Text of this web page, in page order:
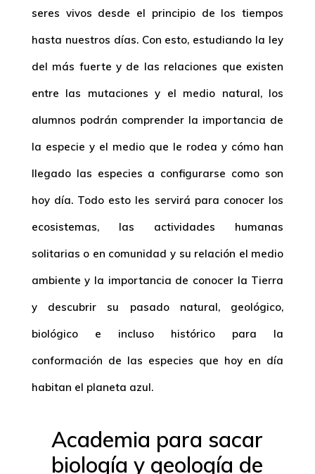
seres vivos desde el principio de los tiempos
hasta nuestros días. Con esto, estudiando la ley
del más fuerte y de las relaciones que existen
entre las mutaciones y el medio natural, los
alumnos podrán comprender la importancia de
la especie y el medio que le rodea y cómo han
llegado las especies a configurarse como son
hoy día. Todo esto les servirá para conocer los
ecosistemas, las actividades humanas
solitarias o en comunidad y su relación el medio
ambiente y la importancia de conocer la Tierra
y descubrir su pasado natural, geológico,
biológico e incluso histórico para la
conformación de las especies que hoy en día
habitan el planeta azul.
Academia para sacar
biología y geología de